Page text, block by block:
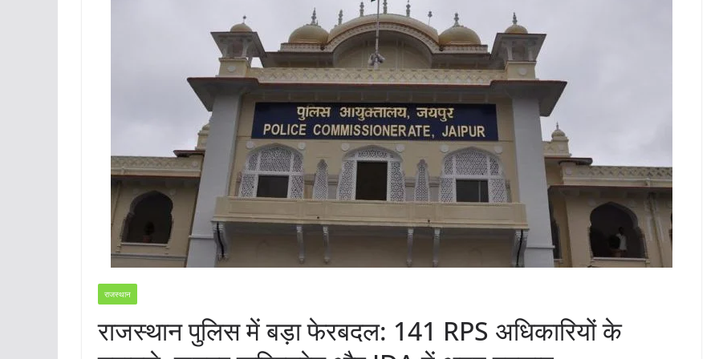
राजस्थान
राजस्थान पुलिस में बड़ा फेरबदल: 141 RPS अधिकारियों के